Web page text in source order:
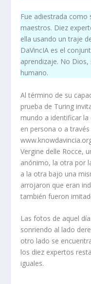
Fue adiestrada
maestros. Diez
ella usando un traje
DaVincIA es el
aprendizaje. No
humano.
Al término de su
prueba de Turing
mundo a identificar
en persona o a
Vergine delle Rocce,
anónimo, la otra por
a la otra bajo una
arrojaron que eran
también fueron
Las fotos de aquel
sonriendo al lado
otro lado se
los diez expertos
iguales.